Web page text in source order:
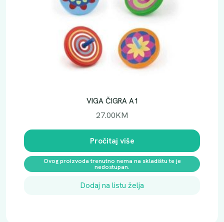
VIGA ČIGRA A1
27.00KM
Pročitaj više
Ovog proizvoda trenutno nema na skladištu te je
nedostupan.
Dodaj na listu želja